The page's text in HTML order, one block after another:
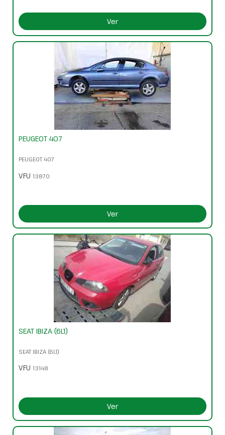
Ver
PEUGEOT 407
PEUGEOT 407
VFU 13870
Ver
SEAT IBIZA (6L1)
SEAT IBIZA (6L1)
VFU 13148
Ver